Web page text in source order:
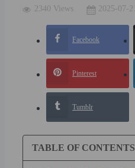
2340 Views 2025-07-21
Facebook
Pinterest
Tumblr
TABLE OF CONTENTS